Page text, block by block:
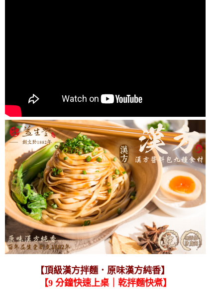
【頂級漢方拌麵．原味漢方純香】
【9 分鐘快速上桌｜乾拌麵快煮】